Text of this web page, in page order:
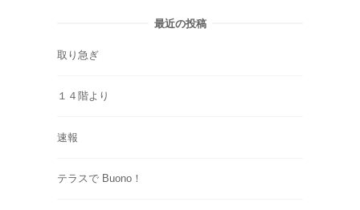
最近の投稿
取り急ぎ
１４階より
速報
テラスで Buono！